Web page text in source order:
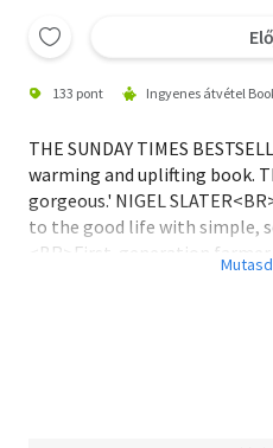
133 pont Ingyenes átvétel
THE SUNDAY TIMES
warming and uplifting book.
gorgeous.' NIGEL
to the good life with simple,
<BR>First-generation farmer